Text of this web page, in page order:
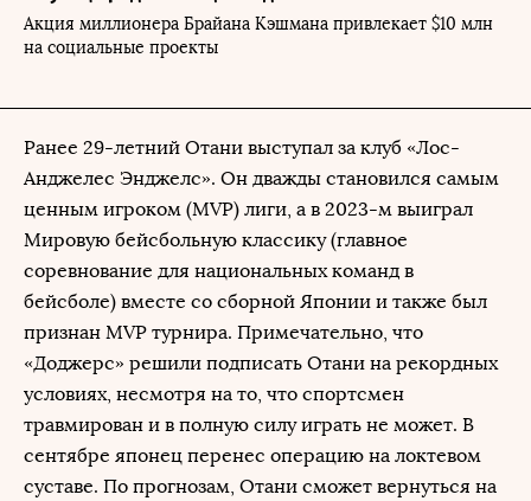
Акция миллионера Брайана Кэшмана привлекает $10 млн
на социальные проекты
Ранее 29-летний Отани выступал за клуб «Лос-
Анджелес Энджелс». Он дважды становился самым
ценным игроком (MVP) лиги, а в 2023-м выиграл
Мировую бейсбольную классику (главное
соревнование для национальных команд в
бейсболе) вместе со сборной Японии и также был
признан MVP турнира. Примечательно, что
«Доджерс» решили подписать Отани на рекордных
условиях, несмотря на то, что спортсмен
травмирован и в полную силу играть не может. В
сентябре японец перенес операцию на локтевом
суставе. По прогнозам, Отани сможет вернуться на